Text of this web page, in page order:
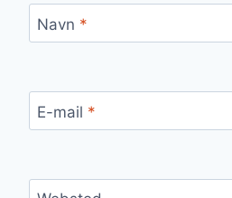
Navn *
E-mail *